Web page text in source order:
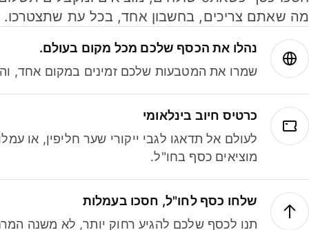
מה שאתם צריכים, בחשבון אחד, בכל עת שתצטרכו.
נהלו את הכסף שלכם מכל מקום בעולם.
שמרו את המטבעות שלכם זמינים במקום אחד,
כרטיס חיוב בינלאומי
לעולם אל תדאגו לגבי ייקורי שער חליפין, או
מוציאים כסף בחו"ל.
שלחו כסף לחו"ל, חסכו בעמלות
תנו לכסף שלכם להגיע רחוק יותר, לא משנה